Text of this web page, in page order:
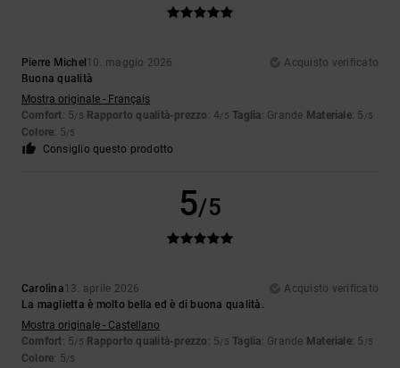
Pierre Michel 10. maggio 2026
Acquisto verificato
Buona qualità
Mostra originale - Français
Comfort: 5/5 Rapporto qualità-prezzo : 4/5 Taglia: Grande Materiale: 5 /5
Colore: 5/5
Consiglio questo prodotto
5/5
Carolina13. aprile 2026
Acquisto verificato
La maglietta è molto bella ed è di buona qualità.
Mostra originale - Castellano
Comfort: 5/5 Rapporto qualità-prezzo : 5/5 Taglia: Grande Materiale: 5 /5
Colore: 5/5